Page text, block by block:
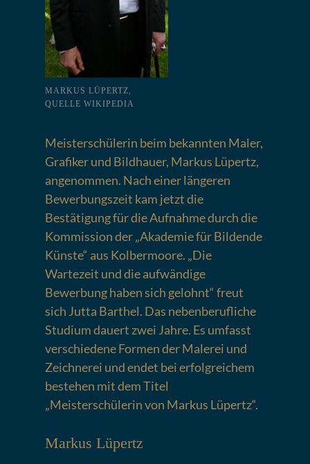
MARKUS LÜPERTZ,
QUELLE WIKIPEDIA
Meisterschülerin beim bekannten Maler,
Grafiker und Bildhauer, Markus Lüpertz,
angenommen. Nach einer längeren
Bewerbungszeit kam jetzt die
Bestätigung für die Aufnahme durch die
Kommission der „Akademie für Bildende
Künste“ aus Kolbermoore. „Die
Wartezeit und die aufwändige
Bewerbung haben sich gelohnt“ freut
sich Jutta Barthel. Das nebenberufliche
Studium dauert zwei Jahre. Es umfasst
verschiedene Formen der Malerei und
Zeichnerei und endet bei erfolgreichem
bestehen mit dem Titel
„Meisterschülerin von Markus Lüpertz“.
Markus Lüpertz